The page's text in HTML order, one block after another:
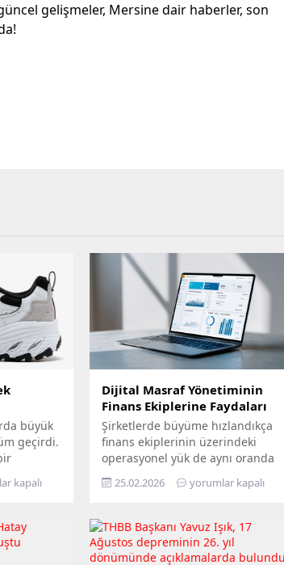
gelişmeler, Mersine dair haberler, son
büyük
geçirdi.
ve
kapalı
Dijital Masraf Yönetiminin
Finans Ekiplerine Faydaları
Şirketlerde büyüme hızlandıkça
finans ekiplerinin üzerindeki
operasyonel yük de aynı oranda
artar. Özellikle masraf süreçleri;
fiş toplama, belge kontrolü, onay
raporlama gibi birçok adımı
içerdiği için zaman kaybına en
açık alanlardan biridir.
25.02.2026 yorumlar kapalı